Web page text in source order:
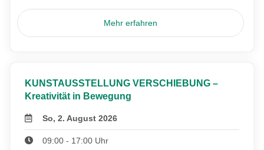
Mehr erfahren
KUNSTAUSSTELLUNG VERSCHIEBUNG –
Kreativität in Bewegung
So, 2. August 2026
09:00 - 17:00 Uhr